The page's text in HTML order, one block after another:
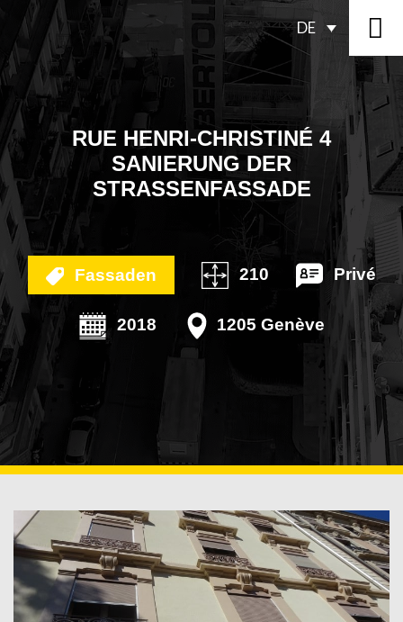
DE
RUE HENRI-CHRISTINÉ 4
SANIERUNG DER
STRASSENFASSADE
Fassaden 210 Privé
2018 1205 Genève